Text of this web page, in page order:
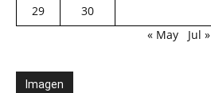
29
30
« May
Jul »
Imagen